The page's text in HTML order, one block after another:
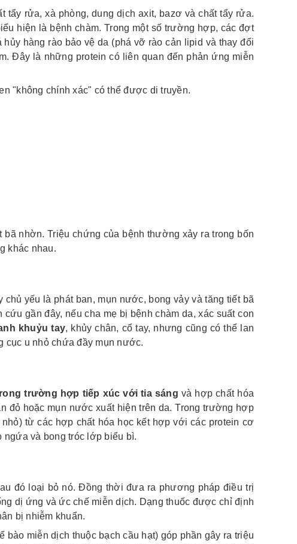
rửa, xà phòng, dung dịch axit, bazơ và chất tẩy rửa.
hiện là bệnh chàm. Trong một số trường hợp, các đợt
hàng rào bảo vệ da (phá vỡ rào cản lipid và thay đổi
Đây là những protein có liên quan đến phản ứng miễn
"không chính xác" có thể được di truyền.
nhờn. Triệu chứng của bệnh thường xảy ra trong bốn
khác nhau.
yếu là phát ban, mụn nư­ớc, bong vảy và tăng tiết bã
gần đây, nếu cha mẹ bị bệnh chàm da, xác suất con
khuỷu tay, khủy chân, cổ tay, nhưng cũng có thể lan
cục u nhỏ chứa đầy mụn nước.
trường hợp tiếp xúc với tia sáng và hợp chất hóa
đỏ hoặc mụn nước xuất hiện trên da. Trong trường hợp
từ các hợp chất hóa học kết hợp với các protein cơ
ngứa và bong tróc lớp biểu bì.
đó loại bỏ nó. Đồng thời đưa ra phương pháp điều trị
dị ứng và ức chế miễn dịch. Dạng thuốc được chỉ định
bị nhiễm khuẩn.
miễn dịch thuộc bạch cầu hạt) góp phần gây ra triệu